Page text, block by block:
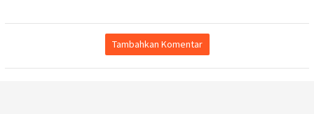
Tambahkan Komentar